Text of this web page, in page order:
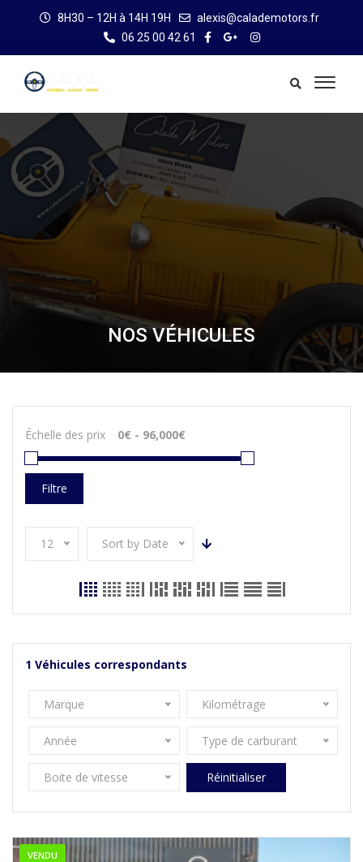
8H30 – 12H à 14H 19H
alexis@calademotors.fr
06 25 00 42 61
NOS VÉHICULES
Échelle des prix
Filtre
12 Sort by Date
1 Véhicules correspondants
Marque Kilométrage
Année Type de carburant
Boite de vitesse Réinitialiser
VENDU